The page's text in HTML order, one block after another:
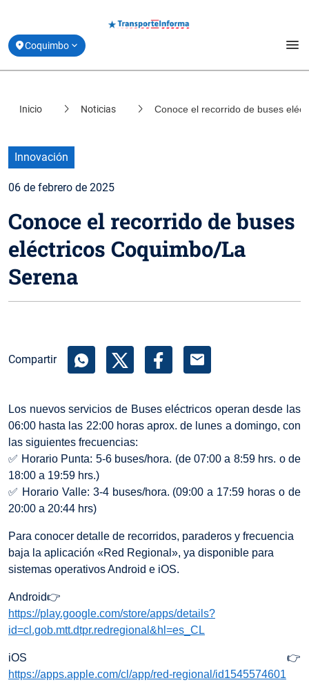
Coquimbo menu
Derribando Mitos
Centro de ayuda
Acerca de Transporte Informa
location_onSantiago
location_onValparaíso
location_onBiobío
location_on
Inicio Noticias Conoce el recorrido de buses
Innovación
06 de febrero de 2025
Conoce el recorrido de buses
eléctricos Coquimbo/La
Serena
Compartir mail
Los nuevos servicios de Buses eléctricos operan desde las
06:00 hasta las 22:00 horas aprox. de lunes a domingo, con
las siguientes frecuencias:
✅ Horario Punta: 5-6 buses/hora. (de 07:00 a 8:59 hrs. o de
18:00 a 19:59 hrs.)
✅ Horario Valle: 3-4 buses/hora. (09:00 a 17:59 horas o de
20:00 a 20:44 hrs)
Para conocer detalle de recorridos, paraderos y frecuencia
baja la aplicación «Red Regional», ya disponible para
sistemas operativos Android e iOS.
Android👉
https://play.google.com/store/apps/details?
id=cl.gob.mtt.dtpr.redregional&hl=es_CL
iOS👉
https://apps.apple.com/cl/app/red-regional/id1545574601